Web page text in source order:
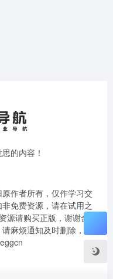
的内容！
作者所有，仅作学习交
免费资源，请在试用之
源请购买正版，谢谢合
麻烦通知及时删除，联